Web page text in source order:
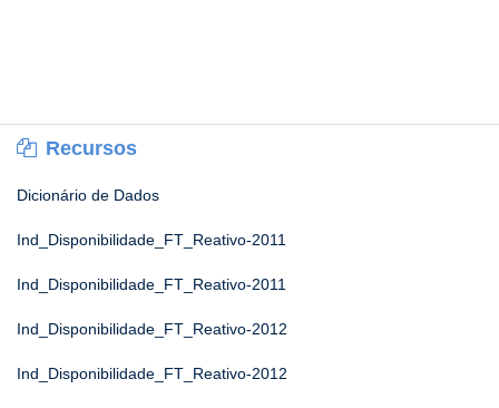
Recursos
Dicionário de Dados
Ind_Disponibilidade_FT_Reativo-2011
Ind_Disponibilidade_FT_Reativo-2011
Ind_Disponibilidade_FT_Reativo-2012
Ind_Disponibilidade_FT_Reativo-2012